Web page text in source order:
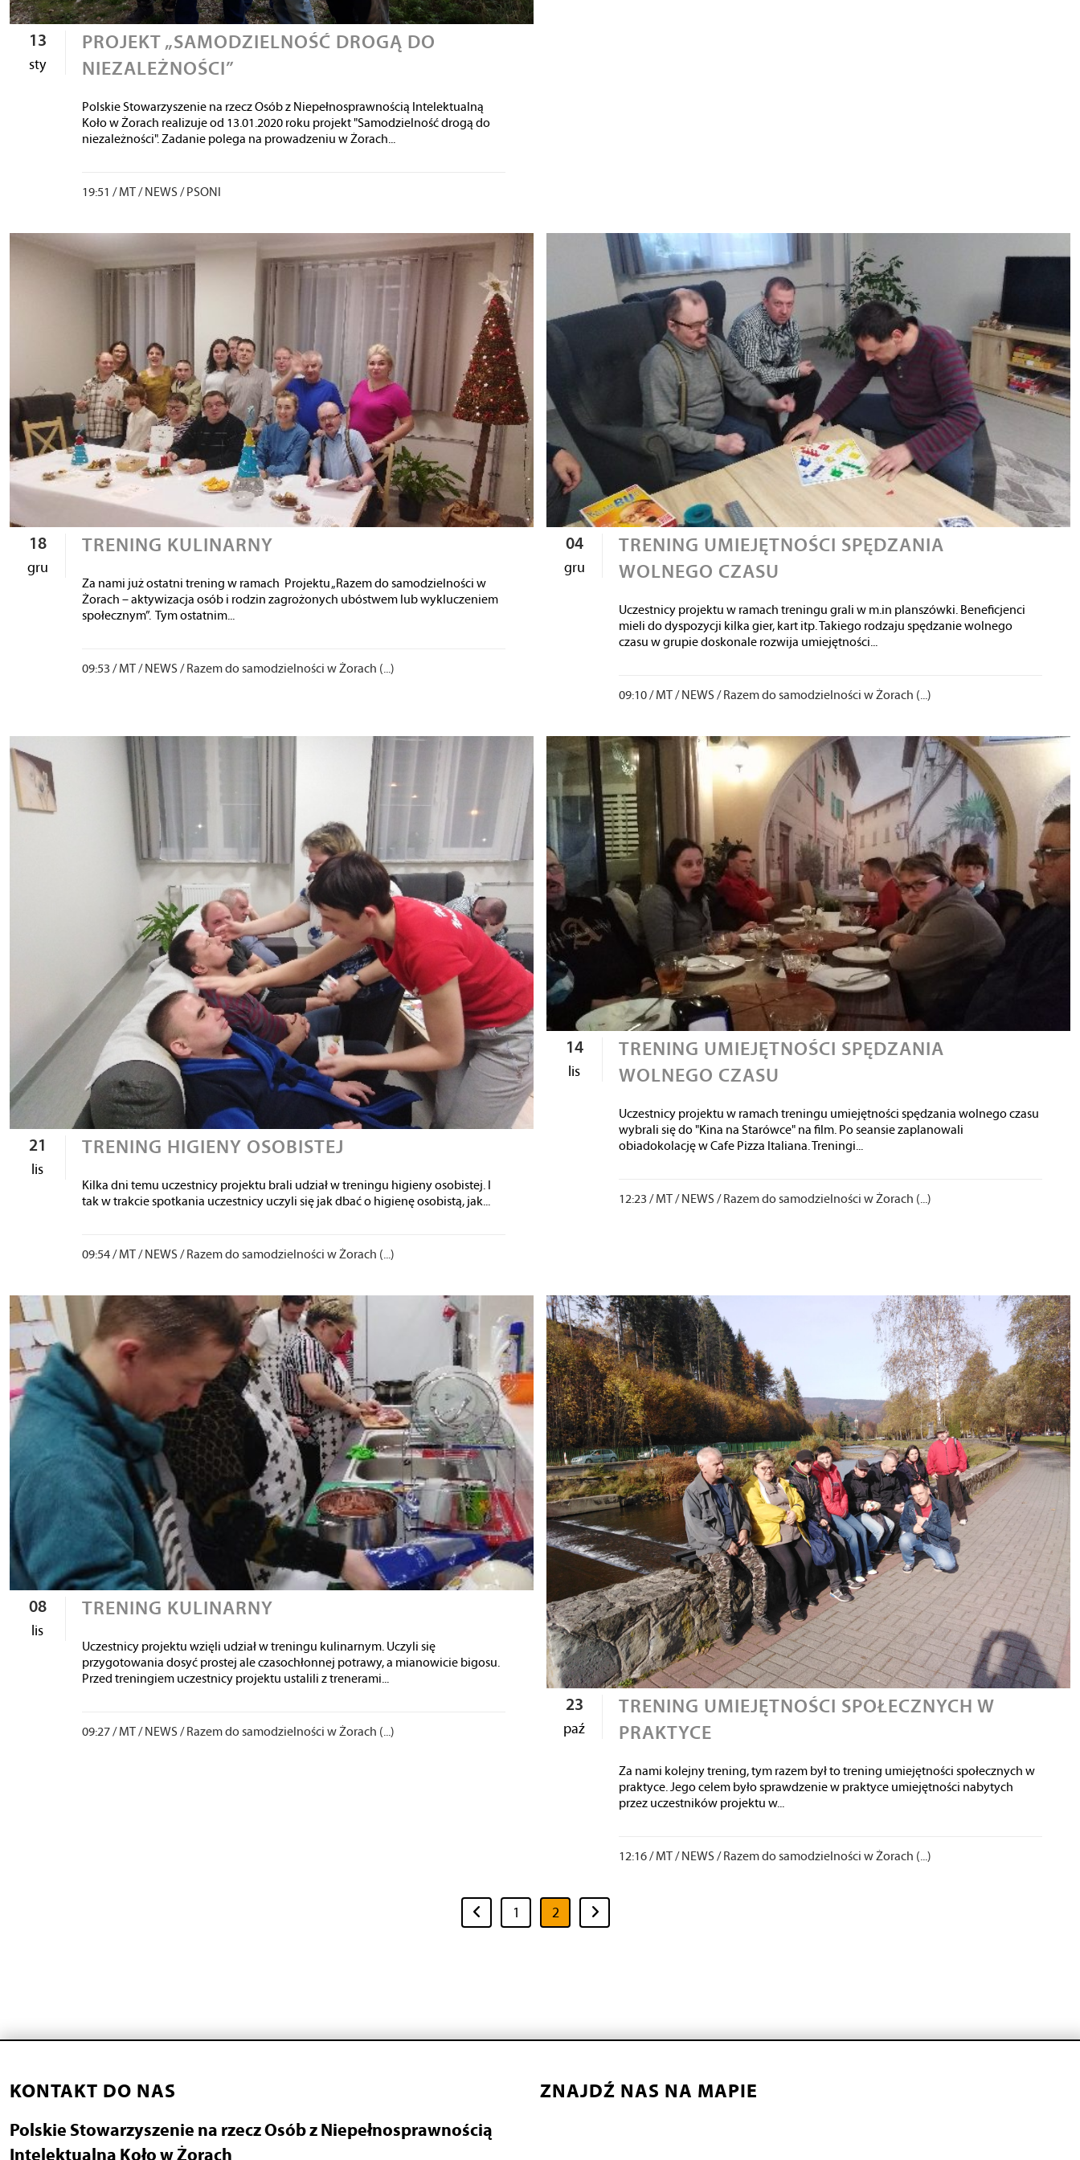
13
sty
PROJEKT „SAMODZIELNOŚĆ DROGĄ DO
NIEZALEŻNOŚCI”
Polskie Stowarzyszenie na rzecz Osób z Niepełnosprawnością Intelektualną
Koło w Żorach realizuje od 13.01.2020 roku projekt "Samodzielność drogą do
niezależności". Zadanie polega na prowadzeniu w Żorach...
19:51 / MT / NEWS/ PSONI
18
gru
TRENING KULINARNY
Za nami już ostatni trening w ramach Projektu „Razem do samodzielności w
Żorach – aktywizacja osób i rodzin zagrożonych ubóstwem lub wykluczeniem
społecznym”. Tym ostatnim...
09:53 / MT / NEWS/ Razem do samodzielności w Żorach (...)
04
gru
TRENING UMIEJĘTNOŚCI SPĘDZANIA
WOLNEGO CZASU
Uczestnicy projektu w ramach treningu grali w m.in planszówki. Beneficjenci
mieli do dyspozycji kilka gier, kart itp. Takiego rodzaju spędzanie wolnego
czasu w grupie doskonale rozwija umiejętności...
09:10 / MT / NEWS/ Razem do samodzielności w Żorach (...)
21
lis
TRENING HIGIENY OSOBISTEJ
Kilka dni temu uczestnicy projektu brali udział w treningu higieny osobistej. I
tak w trakcie spotkania uczestnicy uczyli się jak dbać o higienę osobistą, jak...
09:54 / MT / NEWS/ Razem do samodzielności w Żorach (...)
14
lis
TRENING UMIEJĘTNOŚCI SPĘDZANIA
WOLNEGO CZASU
Uczestnicy projektu w ramach treningu umiejętności spędzania wolnego czasu
wybrali się do "Kina na Starówce" na film. Po seansie zaplanowali
obiadokolację w Cafe Pizza Italiana. Treningi...
12:23 / MT / NEWS/ Razem do samodzielności w Żorach (...)
08
lis
TRENING KULINARNY
Uczestnicy projektu wzięli udział w treningu kulinarnym. Uczyli się
przygotowania dosyć prostej ale czasochłonnej potrawy, a mianowicie bigosu.
Przed treningiem uczestnicy projektu ustalili z trenerami...
09:27 / MT / NEWS/ Razem do samodzielności w Żorach (...)
23
paź
TRENING UMIEJĘTNOŚCI SPOŁECZNYCH W
PRAKTYCE
Za nami kolejny trening, tym razem był to trening umiejętności społecznych w
praktyce. Jego celem było sprawdzenie w praktyce umiejętności nabytych
przez uczestników projektu w...
12:16 / MT / NEWS/ Razem do samodzielności w Żorach (...)
1 2
KONTAKT DO NAS
Polskie Stowarzyszenie na rzecz Osób z Niepełnosprawnością
ZNAJDŹ NAS NA MAPIE